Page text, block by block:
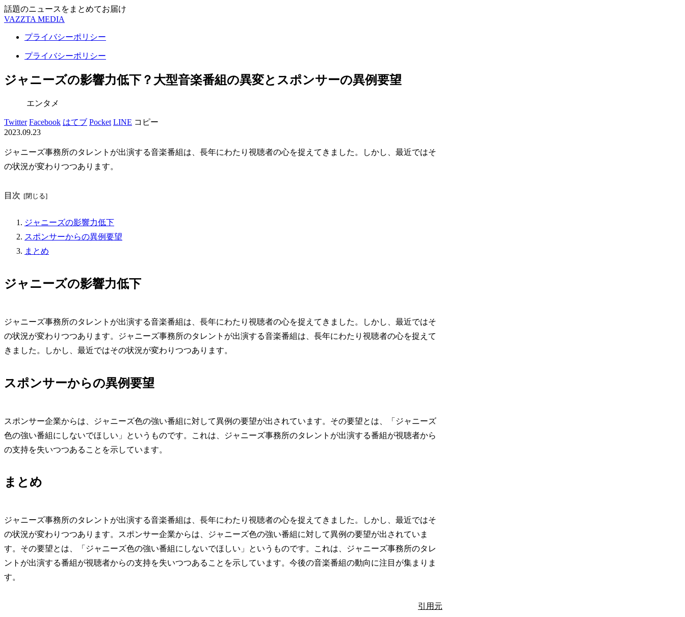
話題のニュースをまとめてお届け
VAZZTA MEDIA
プライバシーポリシー
プライバシーポリシー
ジャニーズの影響力低下？大型音楽番組の異変とスポンサーの異例要望
エンタメ
Twitter Facebook はてブ Pocket LINE コピー
2023.09.23
ジャニーズ事務所のタレントが出演する音楽番組は、長年にわたり視聴者の心を捉えてきました。しかし、最近ではそ
の状況が変わりつつあります。
目次
ジャニーズの影響力低下
スポンサーからの異例要望
まとめ
ジャニーズの影響力低下
ジャニーズ事務所のタレントが出演する音楽番組は、長年にわたり視聴者の心を捉えてきました。しかし、最近ではそ
の状況が変わりつつあります。ジャニーズ事務所のタレントが出演する音楽番組は、長年にわたり視聴者の心を捉えて
きました。しかし、最近ではその状況が変わりつつあります。
スポンサーからの異例要望
スポンサー企業からは、ジャニーズ色の強い番組に対して異例の要望が出されています。その要望とは、「ジャニーズ
色の強い番組にしないでほしい」というものです。これは、ジャニーズ事務所のタレントが出演する番組が視聴者から
の支持を失いつつあることを示しています。
まとめ
ジャニーズ事務所のタレントが出演する音楽番組は、長年にわたり視聴者の心を捉えてきました。しかし、最近ではそ
の状況が変わりつつあります。スポンサー企業からは、ジャニーズ色の強い番組に対して異例の要望が出されていま
す。その要望とは、「ジャニーズ色の強い番組にしないでほしい」というものです。これは、ジャニーズ事務所のタレ
ントが出演する番組が視聴者からの支持を失いつつあることを示しています。今後の音楽番組の動向に注目が集まりま
す。
引用元